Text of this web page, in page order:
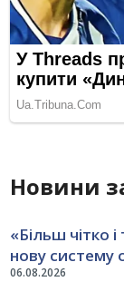
Новини
06.08.2026
«Більш чітко
нову систему